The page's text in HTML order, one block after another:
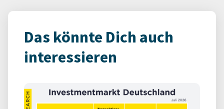
Das könnte Dich auch
interessieren